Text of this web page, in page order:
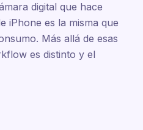
digital que hace
iPhone es la misma que
Más allá de esas
es distinto y el